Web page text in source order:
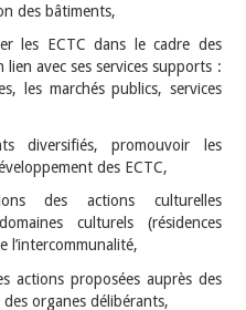
des bâtiments,
les ECTC dans le cadre des
avec ses services supports :
les marchés publics, services
diversifiés, promouvoir les
des ECTC,
des actions culturelles
culturels (résidences
l’intercommunalité,
actions proposées auprès des
organes délibérants,